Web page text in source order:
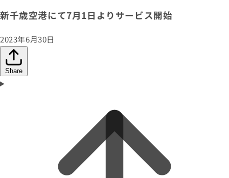
新千歳空港にて7月1日よりサービス開始
2023年6月30日
Share